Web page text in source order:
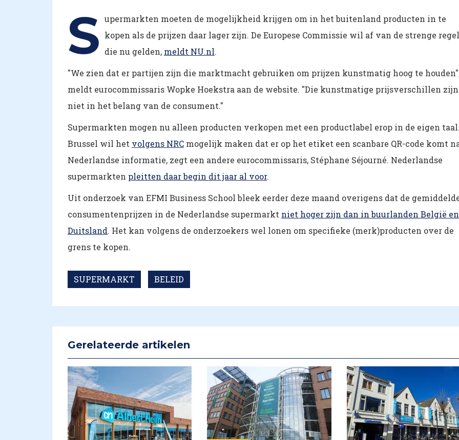
S upermarkten moeten de mogelijkheid krijgen om in het buitenland producten in te
kopen als de prijzen daar lager zijn. De Europese Commissie wil af van de strenge
die nu gelden, meldt NU.nl.
"We zien dat er partijen zijn die marktmacht gebruiken om prijzen kunstmatig hoog te
meldt eurocommissaris Wopke Hoekstra aan de website. "Die kunstmatige prijsverschillen zijn
niet in het belang van de consument."
Supermarkten mogen nu alleen producten verkopen met een productlabel erop in de eigen
Brussel wil het volgens NRC mogelijk maken dat er op het etiket een scanbare QR-code komt
Nederlandse informatie, zegt een andere eurocommissaris, Stéphane Séjourné. Nederlandse
supermarkten pleitten daar begin dit jaar al voor.
Uit onderzoek van EFMI Business School bleek eerder deze maand overigens dat de
consumentenprijzen in de Nederlandse supermarkt niet hoger zijn dan in buurlanden België en
Duitsland. Het kan volgens de onderzoekers wel lonen om specifieke (merk)producten over de
grens te kopen.
SUPERMARKT BELEID
Gerelateerde artikelen